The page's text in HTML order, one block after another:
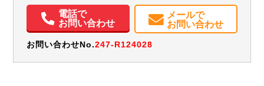
電話で
お問い合わせ
メールで
お問い合わせ
お問い合わせNo.247-R124028